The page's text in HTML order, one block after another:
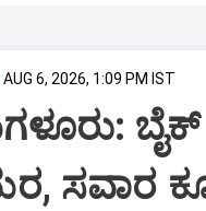
AUG 6, 2026, 1:09 PM IST
ಸವಾರ